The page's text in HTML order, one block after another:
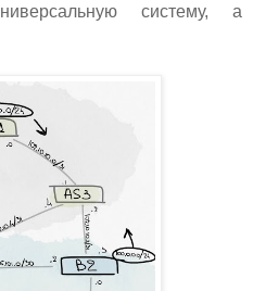
систему, а